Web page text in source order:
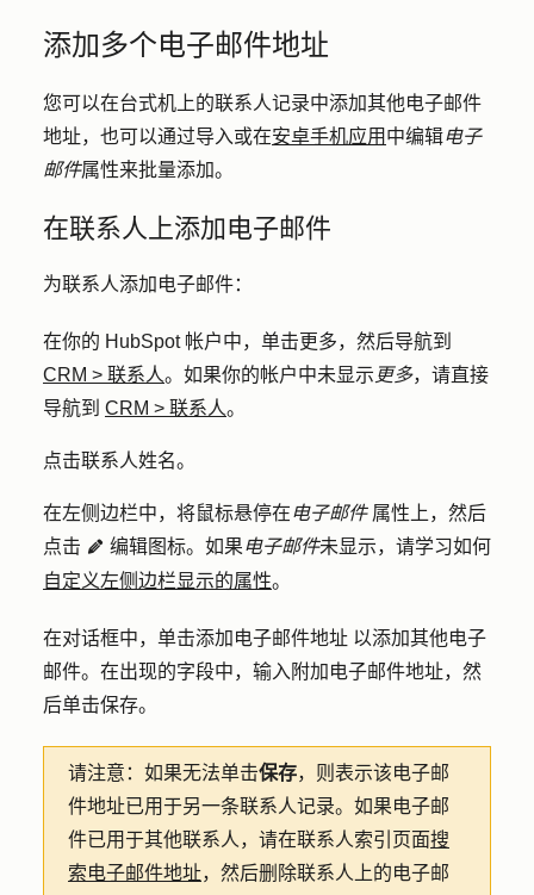
添加多个电子邮件地址
您可以在台式机上的联系人记录中添加其他电子邮件
地址，也可以通过导入或在安卓手机应用 中编辑电子
邮件属性来批量添加。
在联系人上添加电子邮件
为联系人添加电子邮件：
在你的 HubSpot 帐户中，单击更多，然后导航到
CRM > 联系人。如果你的帐户中未显示 更多，请直接
导航到 CRM > 联系人。
点击联系人姓名。
在左侧边栏中，将鼠标悬停在电子邮件 属性上，然后
点击 edit 编辑图标。如果电子邮件未显示，请学习如何
自定义左侧边栏显示的属性。
在对话框中，单击添加电子邮件地址 以添加其他电子
邮件。在出现的字段中，输入附加电子邮件地址，然
后单击保存。
请注意： 如果无法单击保存，则表示该电子邮
件地址已用于另一条联系人记录。如果电子邮
件已用于其他联系人，请在联系人索引页面搜
索电子邮件地址，然后删除联系人上的电子邮